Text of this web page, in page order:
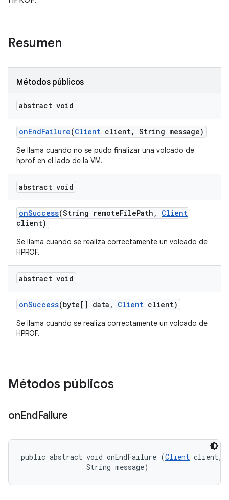
Resumen
Métodos públicos
abstract void
onEndFailure(Client client, String message)
Se llama cuando no se pudo finalizar una volcado de
hprof en el lado de la VM.
abstract void
onSuccess(String remoteFilePath ,
Client
client)
Se llama cuando se realiza correctamente un volcado de
HPROF.
abstract void
onSuccess(byte[] data , Client client)
Se llama cuando se realiza correctamente un volcado de
HPROF.
Métodos públicos
onEndFailure
public abstract void onEndFailure (Client client,
                String message)